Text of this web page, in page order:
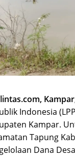
Indonesia
Kampar.
Tapung
Dana